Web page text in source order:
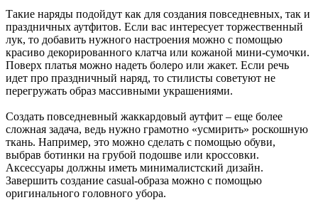
Такие наряды подойдут как для создания повседневных, так и
праздничных аутфитов. Если вас интересует торжественный
лук, то добавить нужного настроения можно с помощью
красиво декорированного клатча или кожаной мини-сумочки.
Поверх платья можно надеть болеро или жакет. Если речь
идет про праздничный наряд, то стилисты советуют не
перегружать образ массивными украшениями.
Создать повседневный жаккардовый аутфит – еще более
сложная задача, ведь нужно грамотно «усмирить» роскошную
ткань. Например, это можно сделать с помощью обуви,
выбрав ботинки на грубой подошве или кроссовки.
Аксессуары должны иметь минималистский дизайн.
Завершить создание casual-образа можно с помощью
оригинального головного убора.